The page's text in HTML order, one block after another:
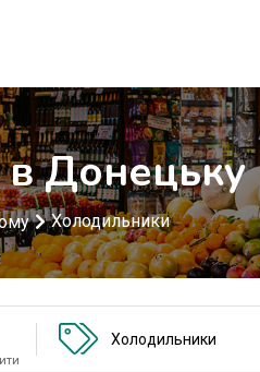
Донецьку
Холодильники
Холодильники